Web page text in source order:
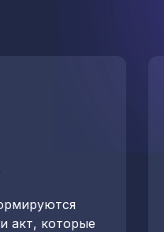
акт, которые